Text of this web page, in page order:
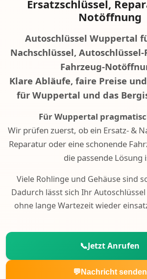
Ersatzschlüssel,
Notöffnung
Autoschlüssel Wuppertal
Nachschlüssel,
Fahrzeug-
Klare Abläufe, faire Preise
für Wuppertal und das
Für Wuppertal
Wir prüfen zuerst, ob ein Ersatz- &
Reparatur oder eine schonende
die passende Lösung
Viele Rohlinge und Gehäuse sind
Dadurch lässt sich Ihr
ohne lange Wartezeit wieder
📞Jetzt Anrufen
💬 Nachricht senden